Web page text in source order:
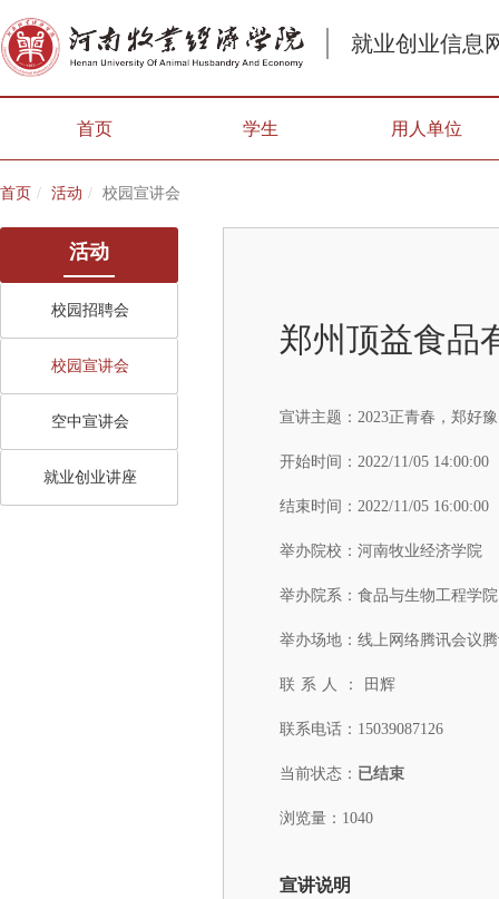
就业创业信息
首页 学生 用人单位
首页 活动 校园宣讲会
活动
校园招聘会
校园宣讲会
空中宣讲会
就业创业讲座
郑州顶益食品
宣讲主题： 2023正青春，郑好
开始时间： 2022/11/05 14:00:00
结束时间： 2022/11/05 16:00:00
举办院校： 河南牧业经济学院
举办院系： 食品与生物工程学院
举办场地： 线上网络腾讯会议
联系人： 田辉
联系电话： 15039087126
当前状态： 已结束
浏览量：1040
宣讲说明